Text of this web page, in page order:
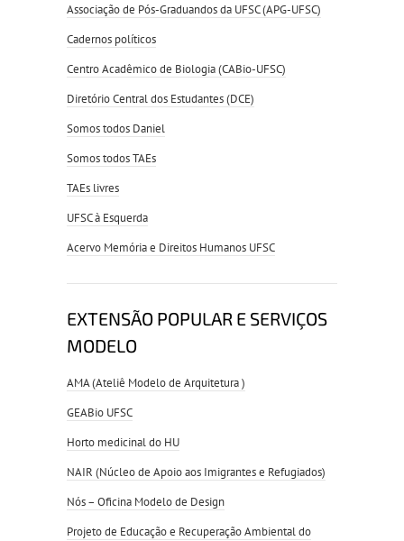
Associação de Pós-Graduandos da UFSC (APG-UFSC)
Cadernos políticos
Centro Acadêmico de Biologia (CABio-UFSC)
Diretório Central dos Estudantes (DCE)
Somos todos Daniel
Somos todos TAEs
TAEs livres
UFSC à Esquerda
Acervo Memória e Direitos Humanos UFSC
EXTENSÃO POPULAR E SERVIÇOS
MODELO
AMA (Ateliê Modelo de Arquitetura )
GEABio UFSC
Horto medicinal do HU
NAIR (Núcleo de Apoio aos Imigrantes e Refugiados)
Nós – Oficina Modelo de Design
Projeto de Educação e Recuperação Ambiental do